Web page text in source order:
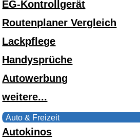
EG-Kontrollgerät
Routenplaner Vergleich
Lackpflege
Handysprüche
Autowerbung
weitere...
Auto & Freizeit
Autokinos